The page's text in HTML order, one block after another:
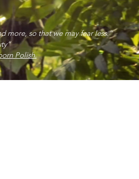
more, so that we may fear less.”
Polish.